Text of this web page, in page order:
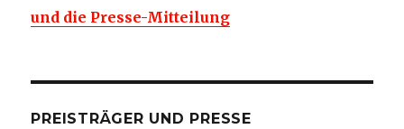
und die Presse-Mitteilung
PREISTRÄGER UND PRESSE